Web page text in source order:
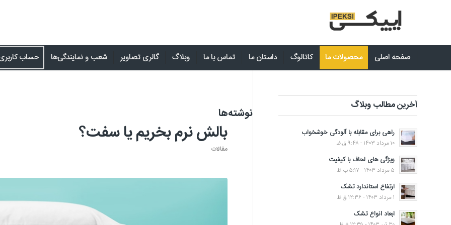
صفحه اصلی محصولات ما کاتالوگ داستان ما تماس با ما وبلاگ گالری تصاویر شعب و نمایندگی‌ها حساب
نوشته‌ها
بالش نرم بخریم یا سفت؟
مقالات
آخرین مطالب وبلاگ
راهی برای مقابله با آلودگی خوشخواب
۱۰ مرداد ۱۴۰۳ - ۹:۴۸ ق.ظ
ویژگی های لحاف با کیفیت
۵ مرداد ۱۴۰۳ - ۵:۱۷ ب.ظ
ارتفاع استاندارد تشک
۱ مرداد ۱۴۰۳ - ۱۲:۳۶ ق.ظ
ابعاد انواع تشک